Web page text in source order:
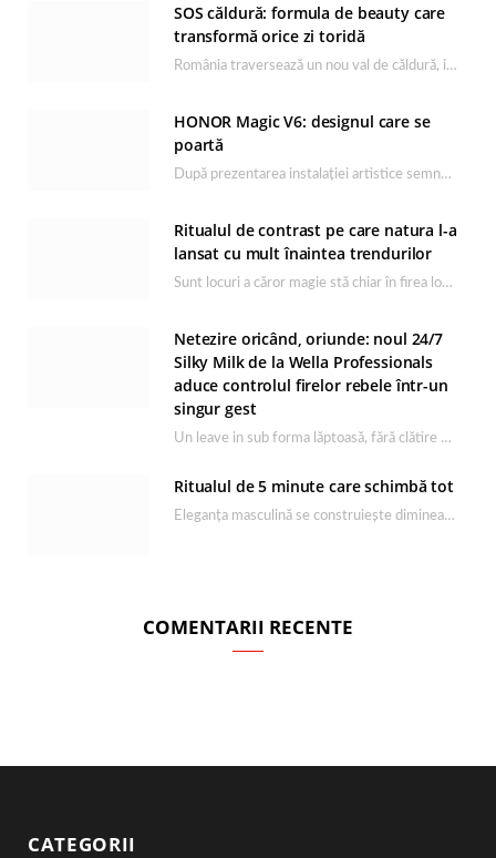
SOS căldură: formula de beauty care
transformă orice zi toridă
România traversează un nou val de căldură, iar rutina de îngrijire capătă un rol esențial…
HONOR Magic V6: designul care se
poartă
După prezentarea instalației artistice semnată de Catrinel Săbăciag în cadrul evenimentului de lansare HONOR Magic…
Ritualul de contrast pe care natura l-a
lansat cu mult înaintea trendurilor
Sunt locuri a căror magie stă chiar în firea lor naturală, iar Lacul Ursu din…
Netezire oricând, oriunde: noul 24/7
Silky Milk de la Wella Professionals
aduce controlul firelor rebele într-un
singur gest
Un leave in sub forma lăptoasă, fără clătire care completează rutina Ultimate Smooth și transformă…
Ritualul de 5 minute care schimbă tot
Eleganța masculină se construiește dimineața, în câteva minute și cu produsele potrivite. O rutină de…
COMENTARII RECENTE
CATEGORII